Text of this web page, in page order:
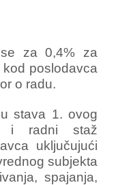
za 0,4% za
poslodavca
o radu.
stava 1. ovog
i radni staž
uključujući
subjekta
spajanja,